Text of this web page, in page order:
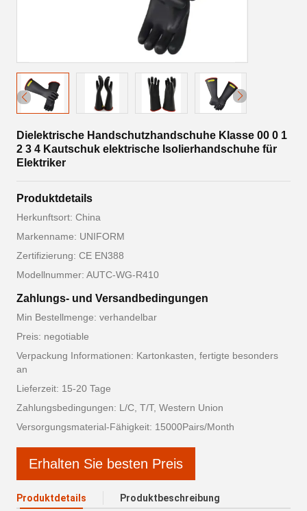
Dielektrische Handschutzhandschuhe Klasse 00 0 1
2 3 4 Kautschuk elektrische Isolierhandschuhe für
Elektriker
Produktdetails
Herkunftsort: China
Markenname: UNIFORM
Zertifizierung: CE EN388
Modellnummer: AUTC-WG-R410
Zahlungs- und Versandbedingungen
Min Bestellmenge: verhandelbar
Preis: negotiable
Verpackung Informationen: Kartonkasten, fertigte besonders
an
Lieferzeit: 15-20 Tage
Zahlungsbedingungen: L/C, T/T, Western Union
Versorgungsmaterial-Fähigkeit: 15000Pairs/Month
Erhalten Sie besten Preis
Produktdetails Produktbeschreibung